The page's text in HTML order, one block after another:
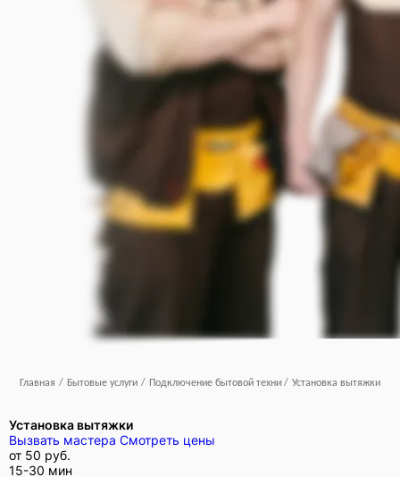
Главная / Бытовые услуги / Подключение бытовой техники/ Установка вытяжки
Установка вытяжки
Вызвать мастера Смотреть цены
от 50 руб.
15-30 мин
обработки данных